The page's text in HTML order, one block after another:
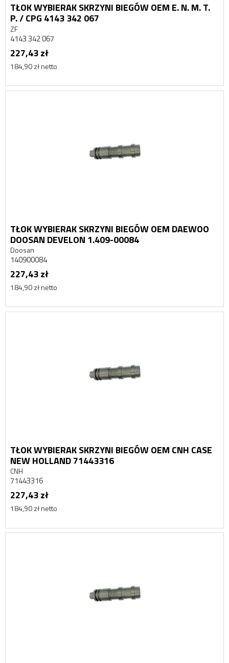
TŁOK WYBIERAK SKRZYNI BIEGÓW OEM E. N. M. T.
P. / CPG 4143 342 067
ZF
4143 342 067
227,43 zł
184,90 zł netto
TŁOK WYBIERAK SKRZYNI BIEGÓW OEM DAEWOO
DOOSAN DEVELON 1.409-00084
Doosan
140900084
227,43 zł
184,90 zł netto
TŁOK WYBIERAK SKRZYNI BIEGÓW OEM CNH CASE
NEW HOLLAND 71443316
CNH
71443316
227,43 zł
184,90 zł netto